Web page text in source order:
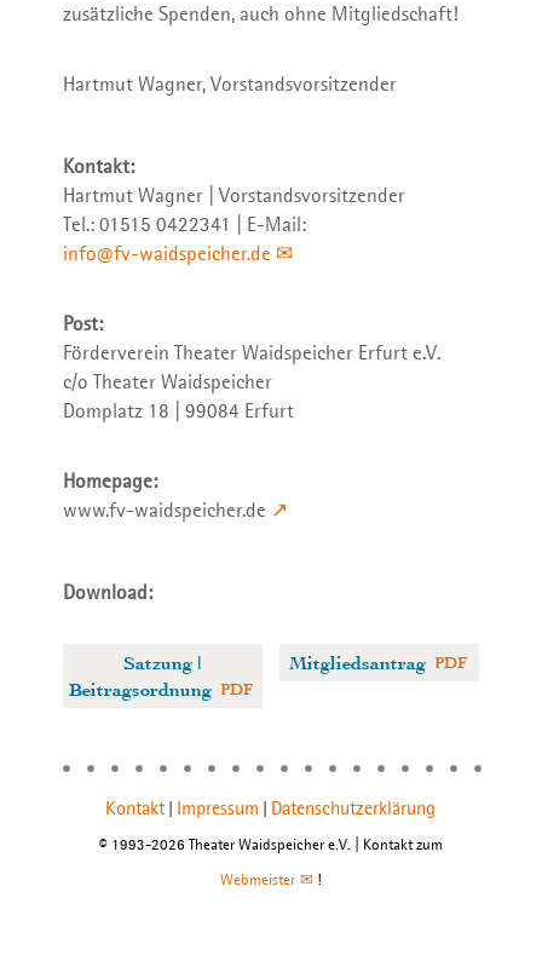
zusätzliche Spenden, auch ohne Mitgliedschaft!
Hartmut Wagner, Vorstandsvorsitzender
Kontakt:
Hartmut Wagner | Vorstandsvorsitzender
Tel.: 01515 0422341 | E-Mail:
info@fv-waidspeicher.de
Post:
Förderverein Theater Waidspeicher Erfurt e.V.
c/o Theater Waidspeicher
Domplatz 18 | 99084 Erfurt
Homepage:
www.fv-waidspeicher.de
Download:
Satzung |
Beitragsordnung
Mitgliedsantrag
Kontakt| Impressum Datenschutzerklärung
© 1993-2026 Theater Waidspeicher e.V. | Kontakt zum
Webmeister
!